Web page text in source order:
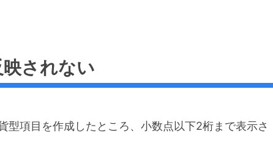
されない
型項目を作成したところ、小数点以下2桁まで表示さ